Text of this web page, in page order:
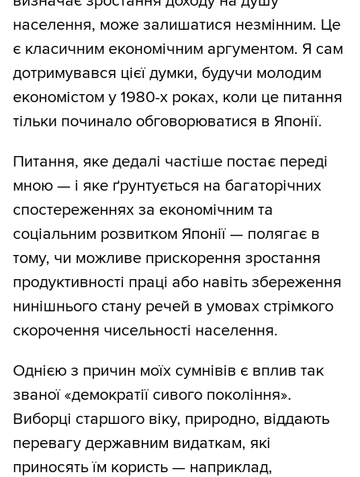
населення, може залишатися незмінним. Це
є класичним економічним аргументом. Я сам
дотримувався цієї думки, будучи молодим
економістом у 1980-х роках, коли це питання
тільки починало обговорюватися в Японії.
Питання, яке дедалі частіше постає переді
мною — і яке ґрунтується на багаторічних
спостереженнях за економічним та
соціальним розвитком Японії — полягає в
тому, чи можливе прискорення зростання
продуктивності праці або навіть збереження
нинішнього стану речей в умовах стрімкого
скорочення чисельності населення.
Однією з причин моїх сумнівів є вплив так
званої «демократії сивого покоління».
Виборці старшого віку, природно, віддають
перевагу державним видаткам, які
приносять їм користь — наприклад,